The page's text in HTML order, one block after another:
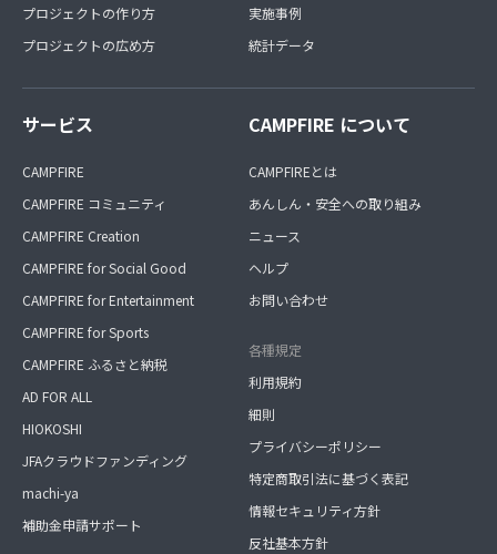
プロジェクトの作り方
プロジェクトの広め方
実施事例
統計データ
サービス
CAMPFIRE
CAMPFIRE コミュニティ
CAMPFIRE Creation
CAMPFIRE for Social Good
CAMPFIRE for Entertainment
CAMPFIRE for Sports
CAMPFIRE ふるさと納税
AD FOR ALL
HIOKOSHI
JFAクラウドファンディング
machi-ya
補助金申請サポート
CAMPFIRE について
CAMPFIREとは
あんしん・安全への取り組み
ニュース
ヘルプ
お問い合わせ
各種規定
利用規約
細則
プライバシーポリシー
特定商取引法に基づく表記
情報セキュリティ方針
反社基本方針